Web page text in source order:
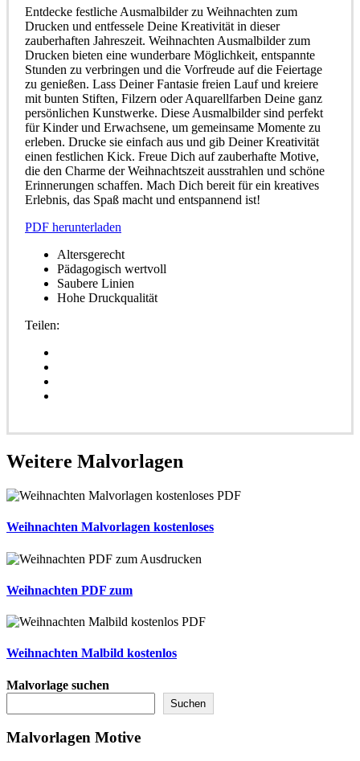
Entdecke festliche Ausmalbilder zu Weihnachten zum
Drucken und entfessele Deine Kreativität in dieser
zauberhaften Jahreszeit. Weihnachten Ausmalbilder zum
Drucken bieten eine wunderbare Möglichkeit, entspannte
Stunden zu verbringen und die Vorfreude auf die Feiertage
zu genießen. Lass Deiner Fantasie freien Lauf und kreiere
mit bunten Stiften, Filzern oder Aquarellfarben Deine ganz
persönlichen Kunstwerke. Diese Ausmalbilder sind perfekt
für Kinder und Erwachsene, um gemeinsame Momente zu
erleben. Drucke sie einfach aus und gib Deiner Kreativität
einen festlichen Kick. Freue Dich auf zauberhafte Motive,
die den Charme der Weihnachtszeit ausstrahlen und schöne
Erinnerungen schaffen. Mach Dich bereit für ein kreatives
Erlebnis, das Spaß macht und entspannend ist!
PDF herunterladen
Altersgerecht
Pädagogisch wertvoll
Saubere Linien
Hohe Druckqualität
Teilen:
Weitere Malvorlagen
Weihnachten Malvorlagen kostenloses
Weihnachten PDF zum
Weihnachten Malbild kostenlos
Malvorlage suchen
Suchen
Malvorlagen Motive